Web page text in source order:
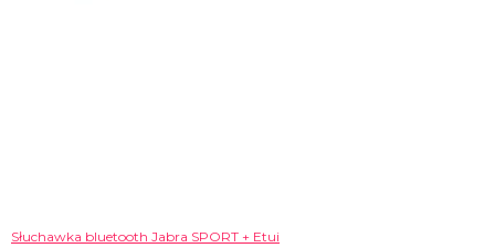
Słuchawka bluetooth Jabra SPORT + Etui